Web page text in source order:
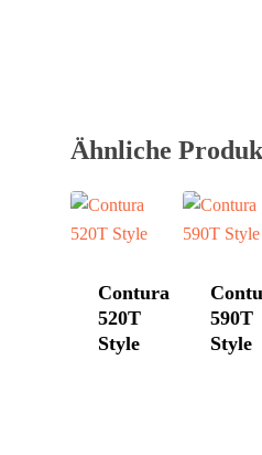
Ähnliche
Contura
520T
Style
590T
Style